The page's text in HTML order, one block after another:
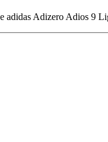
adidas Adizero Adios 9